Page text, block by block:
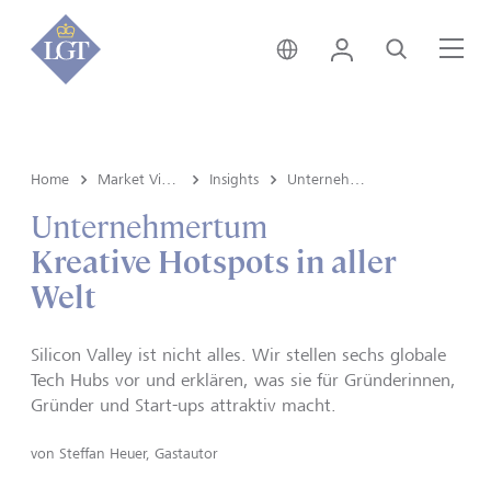
Schweiz • Deutsch
Login Suche
Home Insights
Unternehmertum
Kreative Hotspots in aller
Welt
Silicon Valley ist nicht alles. Wir stellen sechs globale
Tech Hubs vor und erklären, was sie für Gründerinnen,
Gründer und Start-ups attraktiv macht.
von Steffan Heuer, Gastautor